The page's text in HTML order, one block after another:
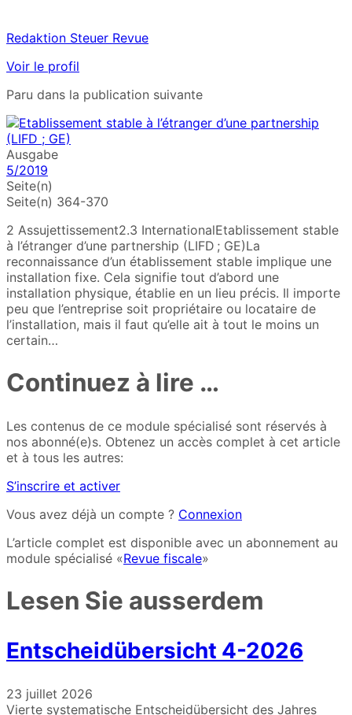
Redaktion Steuer Revue
Voir le profil
Paru dans la publication suivante
Ausgabe
5/2019
Seite(n)
Seite(n) 364-370
2 Assujettissement2.3 InternationalEtablissement stable
à l’étranger d’une partnership (LIFD ; GE)La
reconnaissance d’un établissement stable implique une
installation fixe. Cela signifie tout d’abord une
installation physique, établie en un lieu précis. Il importe
peu que l’entreprise soit propriétaire ou locataire de
l’installation, mais il faut qu’elle ait à tout le moins un
certain…
Continuez à lire …
Les contenus de ce module spécialisé sont réservés à
nos abonné(e)s. Obtenez un accès complet à cet article
et à tous les autres:
S’inscrire et activer
Vous avez déjà un compte ? Connexion
L’article complet est disponible avec un abonnement au
module spécialisé «Revue fiscale»
Lesen Sie ausserdem
Entscheidübersicht 4-2026
23 juillet 2026
Vierte systematische Entscheidübersicht des Jahres